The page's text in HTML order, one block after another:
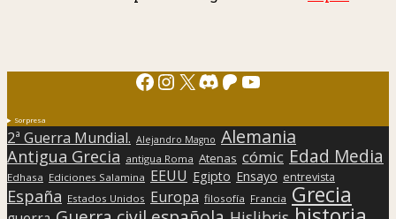
Facebook
Instagram
X Discord
Patreon
YouTube
Sorpresa
2ª Guerra Mundial. Alejandro Magno Alemania
Antigua Grecia antigua Roma Atenas cómic Edad Media
Edhasa Ediciones Salamina EEUU Egipto Ensayo entrevista
España Estados Unidos Europa filosofía Francia Grecia